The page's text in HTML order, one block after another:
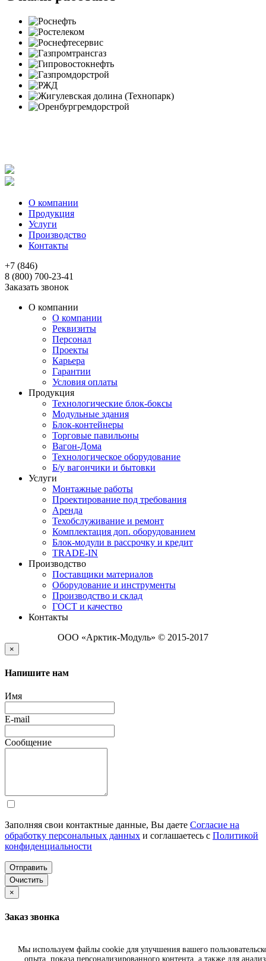
Мы используем файлы cookie для улучшения вашего
опыта, показа персонализированного контента, а также для
О компании
Продукция
Услуги
Производство
Контакты
+7 (846)
8 (800) 700-23-41
Заказать звонок
О компании
О компании
Реквизиты
Персонал
Проекты
Карьера
Гарантии
Условия оплаты
Продукция
Технологические блок-боксы
Модульные здания
Блок-контейнеры
Торговые павильоны
Вагон-Дома
Технологическое оборудование
Б/у вагончики и бытовки
Услуги
Монтажные работы
Проектирование под требования
Аренда
Техобслуживание и ремонт
Комплектация доп. оборудованием
Блок-модули в рассрочку и кредит
TRADE-IN
Производство
Поставщики материалов
Оборудование и инструменты
Производство и склад
ГОСТ и качество
Контакты
ООО «Арктик-Модуль» © 2015-2017
×
Напишите нам
Имя
E-mail
Сообщение
Заполняя свои контактные данные, Вы даете Согласие на
обработку персональных данных и соглашаетесь с Политикой
конфиденциальности
Отправить
Очистить
×
Заказ звонка